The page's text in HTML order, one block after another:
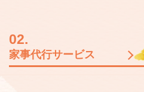
02.
家事代行サービス